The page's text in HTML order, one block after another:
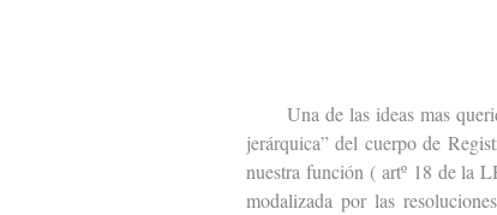
Una de las ideas mas
jerárquica” del cuerpo de
nuestra función ( artº 18 de la
modalizada por las